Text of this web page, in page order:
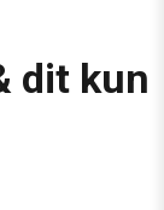
je ermee
dit kun